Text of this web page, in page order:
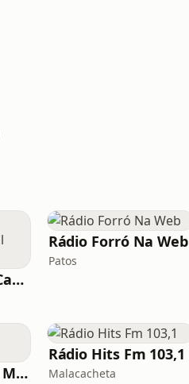
Vagalume.FM - Carnaval 2020 - Skol Beats
Rádio Forró Na Web
Patos
Rádio Massa FM Maringá
Rádio Hits Fm 103,1
Malacacheta